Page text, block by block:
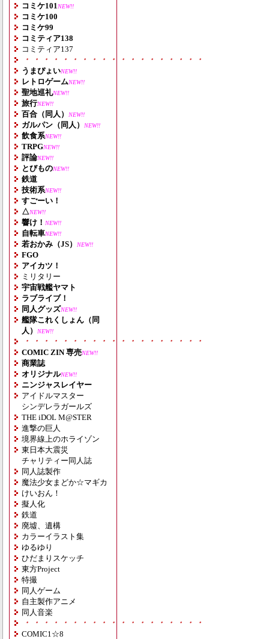
コミケ101 NEW!!
コミケ100
コミケ99
コミティア138
コミティア137
・・・・・・・・・・・・・・・・・・・
うまぴょいNEW!!
レトロゲームNEW!!
聖地巡礼NEW!!
旅行NEW!!
百合（同人） NEW!!
ガルパン（同人） NEW!!
飲食系NEW!!
TRPGNEW!!
評論NEW!!
とびものNEW!!
鉄道
技術系NEW!!
すごーい！
△NEW!!
響け！ NEW!!
自転車NEW!!
若おかみ（JS） NEW!!
FGO
アイカツ！
ミリタリー
宇宙戦艦ヤマト
ラブライブ！
同人グッズNEW!!
艦隊これくしょん（同
人）
NEW!!
・・・・・・・・・・・・・・・・・・・
COMIC ZIN 専売NEW!!
商業誌
オリジナルNEW!!
ニンジャスレイヤー
アイドルマスター
シンデレラガールズ
THE iDOL M@STER
進撃の巨人
境界線上のホライゾン
東日本大震災
チャリティー同人誌
同人誌製作
魔法少女まどか☆マギカ
けいおん！
擬人化
鉄道
廃墟、遺構
カラーイラスト集
ゆるゆり
ひだまりスケッチ
東方Project
特撮
同人ゲーム
自主製作アニメ
同人音楽
・・・・・・・・・・・・・・・・・・・
COMIC1☆8